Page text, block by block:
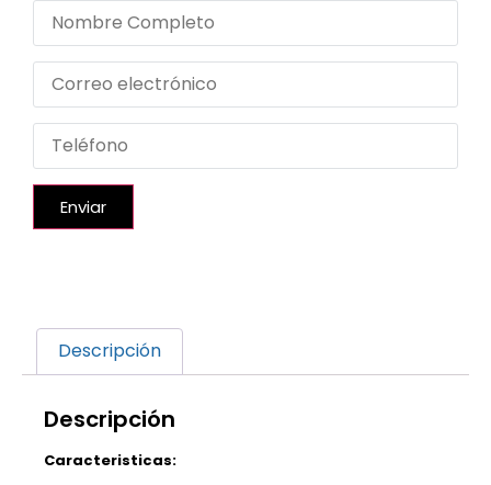
Enviar
Descripción
Descripción
Caracteristicas: